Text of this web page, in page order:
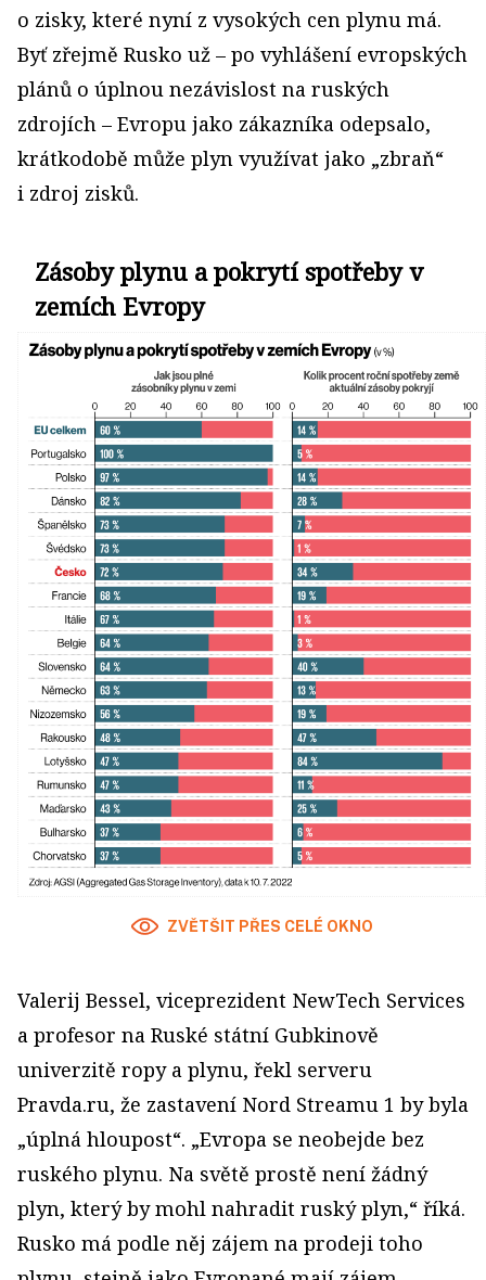
o zisky, které nyní z vysokých cen plynu má.
Byť zřejmě Rusko už – po vyhlášení evropských
plánů o úplnou nezávislost na ruských
zdrojích – Evropu jako zákazníka odepsalo,
krátkodobě může plyn využívat jako „zbraň“
i zdroj zisků.
Zásoby plynu a pokrytí spotřeby v
zemích Evropy
ZVĚTŠIT PŘES CELÉ OKNO
Valerij Bessel, viceprezident NewTech Services
a profesor na Ruské státní Gubkinově
univerzitě ropy a plynu, řekl serveru
Pravda.ru, že zastavení Nord Streamu 1 by byla
„úplná hloupost“. „Evropa se neobejde bez
ruského plynu. Na světě prostě není žádný
plyn, který by mohl nahradit ruský plyn,“ říká.
Rusko má podle něj zájem na prodeji toho